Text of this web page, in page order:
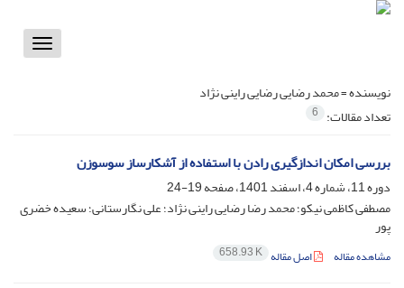
Toggle
نویسنده =محمد رضایی رضایی راینی نژاد
تعداد مقالات: 6
بررسی امکان اندازگیری رادن با استفاده از آشکارساز سوسوزن
دوره 11، شماره 4، اسفند 1401، صفحه
19-24
مصطفی کاظمی نیکو؛ محمد رضا رضایی راینی نژاد؛ علی نگارستانی؛ سعیده خضری
پور
مشاهده مقاله اصل مقاله 658.93 K